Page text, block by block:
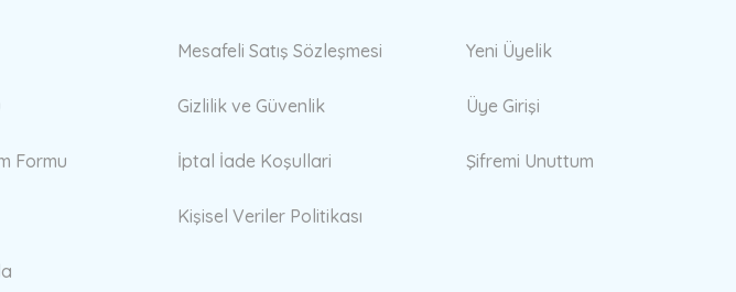
Formu
Mesafeli Satış Sözleşmesi
Gizlilik ve Güvenlik
İptal İade Koşullari
Kişisel Veriler Politikası
Yeni Üyelik
Üye Girişi
Şifremi Unuttum